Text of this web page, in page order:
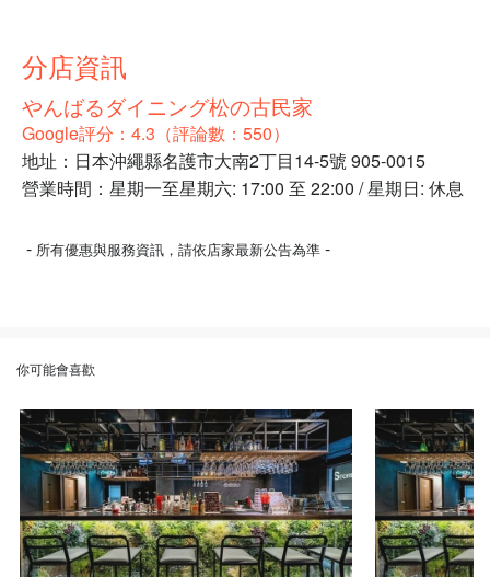
分店資訊
やんばるダイニング松の古民家
Google評分：4.3（評論數：550）
地址：日本沖繩縣名護市大南2丁目14-5號 905-0015
營業時間：星期一至星期六: 17:00 至 22:00 / 星期日: 休息
- 所有優惠與服務資訊，請依店家最新公告為準 -
你可能會喜歡